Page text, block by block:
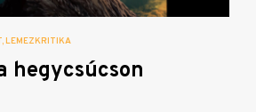
LEMEZKRITIKA
hegycsúcson